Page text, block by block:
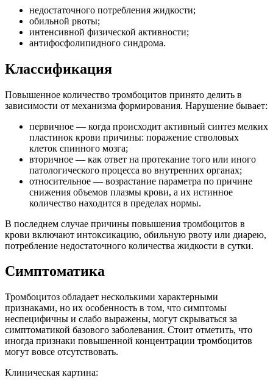
недостаточного потребления жидкости;
обильной рвоты;
интенсивной физической активности;
антифосфолипидного синдрома.
Классификация
Повышенное количество тромбоцитов принято делить в
зависимости от механизма формирования. Нарушение бывает:
первичное — когда происходит активный синтез мелких
пластинок крови причины: поражение стволовых
клеток спинного мозга;
вторичное — как ответ на протекание того или иного
патологического процесса во внутренних органах;
относительное — возрастание параметра по причине
снижения объемов плазмы крови, а их истинное
количество находится в пределах нормы.
В последнем случае причины повышения тромбоцитов в
крови включают интоксикацию, обильную рвоту или диарею,
потребление недостаточного количества жидкости в сутки.
Симптоматика
Тромбоцитоз обладает несколькими характерными
признаками, но их особенность в том, что симптомы
неспецифичны и слабо выражены, могут скрываться за
симптоматикой базового заболевания. Стоит отметить, что
иногда признаки повышенной концентрации тромбоцитов
могут вовсе отсутствовать.
Клиническая картина: